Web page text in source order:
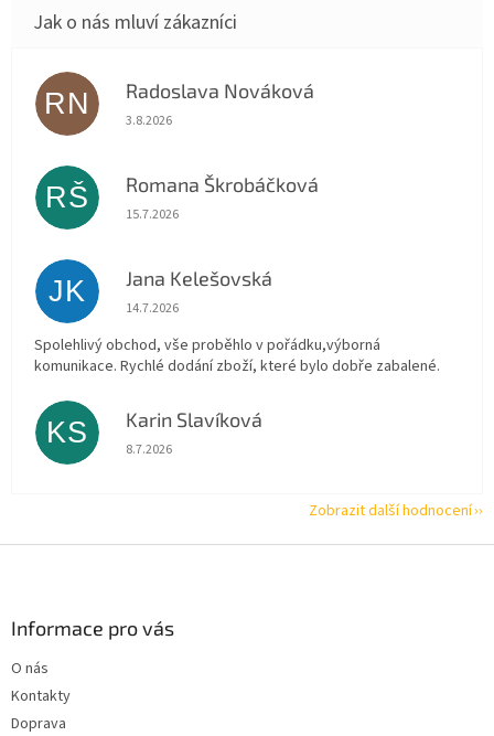
RN Radoslava Nováková
Hodnocení obchodu je 5 z 5 hvězdiček.
3.8.2026
RŠ Romana Škrobáčková
Hodnocení obchodu je 5 z 5 hvězdiček.
15.7.2026
JK Jana Kelešovská
Hodnocení obchodu je 5 z 5 hvězdiček.
14.7.2026
Spolehlivý obchod, vše proběhlo v pořádku,výborná
komunikace. Rychlé dodání zboží, které bylo dobře zabalené.
KS Karin Slavíková
Hodnocení obchodu je 5 z 5 hvězdiček.
8.7.2026
Zobrazit další hodnocení
Informace pro vás
O nás
Kontakty
Doprava